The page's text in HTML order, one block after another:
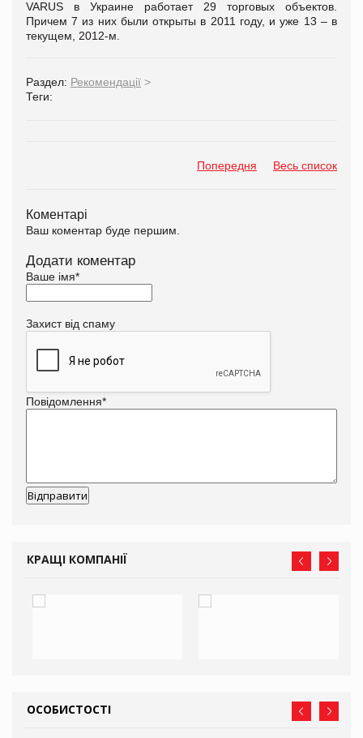
VARUS в Украине работает 29 торговых объектов.
Причем 7 из них были открыты в 2011 году, и уже 13 – в
текущем, 2012-м.
Раздел: Рекомендації >
Теги:
Попередня Весь список
Коментарі
Ваш коментар буде першим.
Додати коментар
Ваше імя*
Захист від спаму
Повідомлення*
КРАЩІ КОМПАНІЇ
ОСОБИСТОСТІ